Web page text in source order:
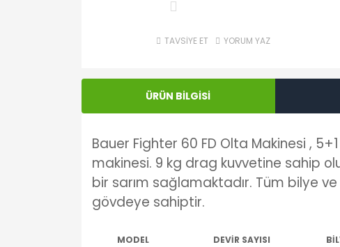
TAVSİYE ET YORUM YAZ
ÜRÜN BİLGİSİ
Bauer Fighter 60 FD Olta Makinesi ,
makinesi. 9 kg drag kuvvetine sahip
bir sarım sağlamaktadır. Tüm bilye
gövdeye sahiptir.
MODEL
DEVİR SAYISI